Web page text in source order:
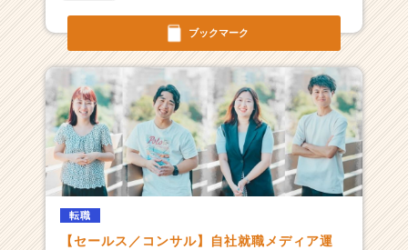
ブックマーク
転職
【セールス／コンサル】自社就職メディア運